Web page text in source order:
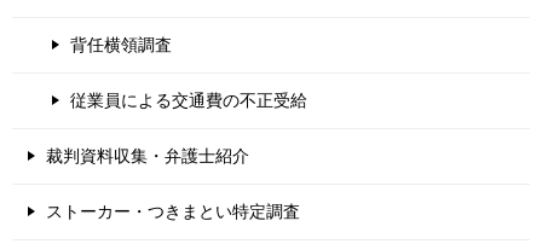
背任横領調査
従業員による交通費の不正受給
裁判資料収集・弁護士紹介
ストーカー・つきまとい特定調査